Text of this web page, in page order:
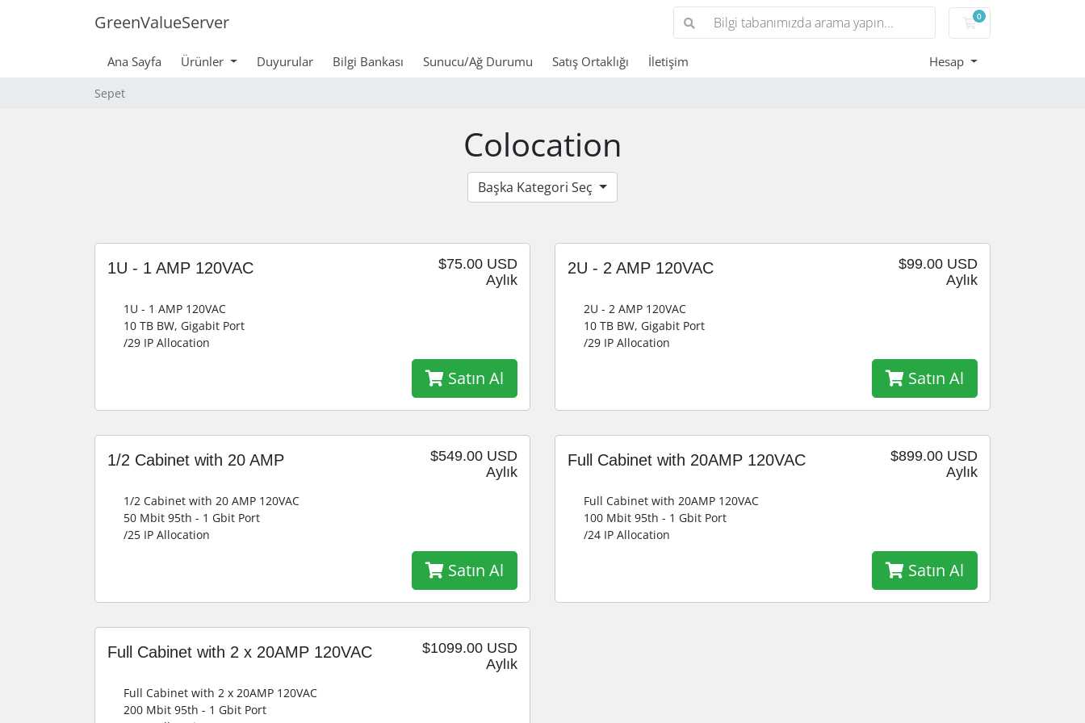
GreenValueServer 0
Sepet
Ana Sayfa Ürünler Duyurular Bilgi Bankası Sunucu/Ağ Durumu Satış Ortaklığı İletişim Hesap
Sepet
Colocation
Başka Kategori Seç
$75.00 USD
Aylık
1U - 1 AMP 120VAC
1U - 1 AMP 120VAC
10 TB BW, Gigabit Port
/29 IP Allocation
Satın Al
$99.00 USD
Aylık
2U - 2 AMP 120VAC
2U - 2 AMP 120VAC
10 TB BW, Gigabit Port
/29 IP Allocation
Satın Al
$549.00 USD
Aylık
1/2 Cabinet with 20 AMP
1/2 Cabinet with 20 AMP 120VAC
50 Mbit 95th - 1 Gbit Port
/25 IP Allocation
Satın Al
$899.00 USD
Aylık
Full Cabinet with 20AMP 120VAC
Full Cabinet with 20AMP 120VAC
100 Mbit 95th - 1 Gbit Port
/24 IP Allocation
Satın Al
$1099.00 USD
Aylık
Full Cabinet with 2 x 20AMP 120VAC
Full Cabinet with 2 x 20AMP 120VAC
200 Mbit 95th - 1 Gbit Port